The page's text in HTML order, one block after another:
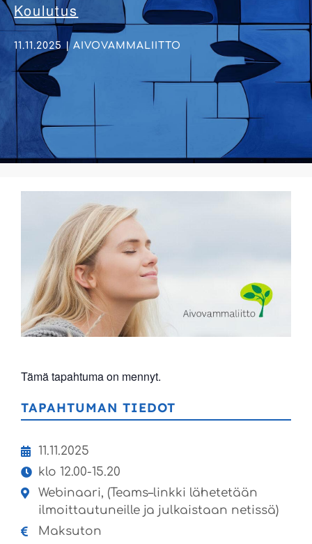
Koulutus
11.11.2025 | AIVOVAMMALIITTO
Tämä tapahtuma on mennyt.
TAPAHTUMAN TIEDOT
11.11.2025
klo 12.00-15.20
Webinaari, (Teams–linkki lähetetään
ilmoittautuneille ja julkaistaan netissä)
Maksuton